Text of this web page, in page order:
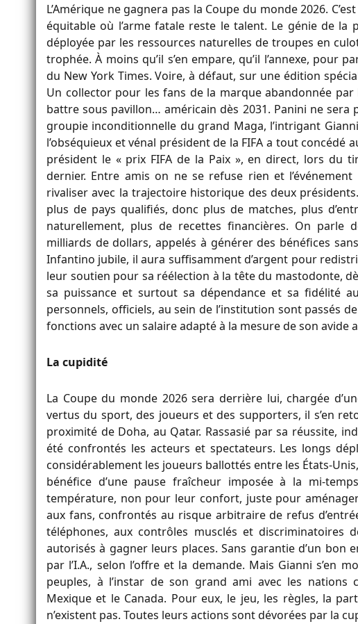
L’Amérique ne gagnera pas la Coupe du monde 2026.
équitable où l’arme fatale reste le talent. Le génie de la
déployée par les ressources naturelles de troupes en
trophée. À moins qu’il s’en empare, qu’il l’annexe, pour
du New York Times. Voire, à défaut, sur une édition
Un collector pour les fans de la marque abandonnée
battre sous pavillon… américain dès 2031. Panini ne sera
groupie inconditionnelle du grand Maga, l’intrigant
l’obséquieux et vénal président de la FIFA a tout concédé
président le « prix FIFA de la Paix », en direct, lors du
dernier. Entre amis on ne se refuse rien et
rivaliser avec la trajectoire historique des deux
plus de pays qualifiés, donc plus de matches, plus
naturellement, plus de recettes financières. On parle
milliards de dollars, appelés à générer des bénéfices
Infantino jubile, il aura suffisamment d’argent pour
leur soutien pour sa réélection à la tête du mastodonte,
sa puissance et surtout sa dépendance et sa fidélité
personnels, officiels, au sein de l’institution sont passés
fonctions avec un salaire adapté à la mesure de son avide
La cupidité
La Coupe du monde 2026 sera derrière lui, chargée
vertus du sport, des joueurs et des supporters, il s’en
proximité de Doha, au Qatar. Rassasié par sa réussite,
été confrontés les acteurs et spectateurs. Les longs
considérablement les joueurs ballottés entre les États-
bénéfice d’une pause fraîcheur imposée à la mi-
température, non pour leur confort, juste pour
aux fans, confrontés au risque arbitraire de refus
téléphones, aux contrôles musclés et discriminatoires
autorisés à gagner leurs places. Sans garantie d’un
par l’I.A., selon l’offre et la demande. Mais Gianni s’en
peuples, à l’instar de son grand ami avec les nations
Mexique et le Canada. Pour eux, le jeu, les règles, la
n’existent pas. Toutes leurs actions sont dévorées par la